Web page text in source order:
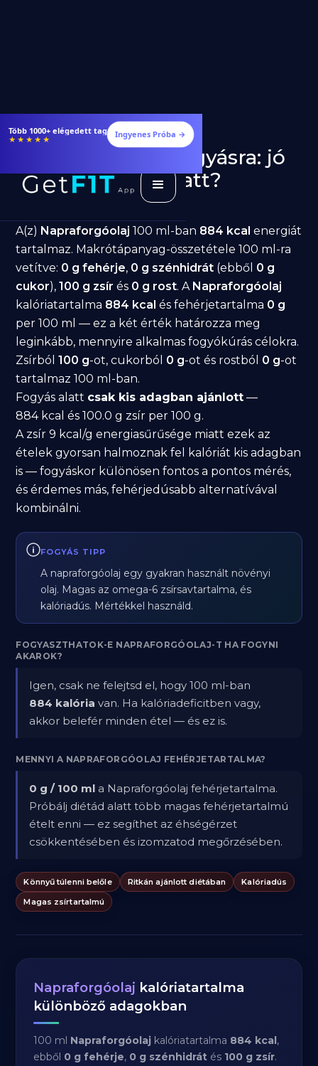
Több 1000+ elégedett tag
★★★★★ Ingyenes Próba →
Napraforgóolaj fogyásra: jó
választás diéta alatt?
A(z) Napraforgóolaj 100 ml-ban 884 kcal energiát
tartalmaz. Makrótápanyag-összetétele 100 ml-ra
vetítve: 0 g fehérje, 0 g szénhidrát (ebből 0 g
cukor),100 g zsír és 0 g rost. A Napraforgóolaj
kalóriatartalma 884 kcal és fehérjetartalma 0 g
per 100 ml — ez a két érték határozza meg
leginkább, mennyire alkalmas fogyókúrás célokra.
Zsírból100 g-ot, cukorból 0 g-ot és rostból 0 g-ot
tartalmaz 100 ml-ban.
Fogyás alatt csak kis adagban ajánlott —
884 kcal és 100.0 g zsír per 100 g.
A zsír 9 kcal/g energiasűrűsége miatt ezek az
ételek gyorsan halmoznak fel kalóriát kis adagban
is — fogyáskor különösen fontos a pontos mérés,
és érdemes más, fehérjedúsabb alternatívával
kombinálni.
FOGYÁS TIPP
A napraforgóolaj egy gyakran használt növényi
olaj. Magas az omega-6 zsírsavtartalma, és
kalóriadús. Mértékkel használd.
FOGYASZTHATOK-E NAPRAFORGÓOLAJ-T HA FOGYNI
AKAROK?
Igen, csak ne felejtsd el, hogy 100 ml-ban
884 kalória van. Ha kalóriadeficitben vagy,
akkor belefér minden étel — és ez is.
MENNYI A NAPRAFORGÓOLAJ FEHÉRJETARTALMA?
0 g / 100 ml a Napraforgóolaj fehérjetartalma.
Próbálj diétád alatt több magas fehérjetartalmú
ételt enni — ez segíthet az éhségérzet
csökkentésében és izomzatod megőrzésében.
Könnyű túlenni belőle Ritkán ajánlott diétában
Kalóriadús
Magas zsírtartalmú
Napraforgóolaj kalóriatartalma
különböző adagokban
100 ml Napraforgóolaj kalóriatartalma 884 kcal,
ebből 0 g fehérje, 0 g szénhidrát és 100 g zsír.